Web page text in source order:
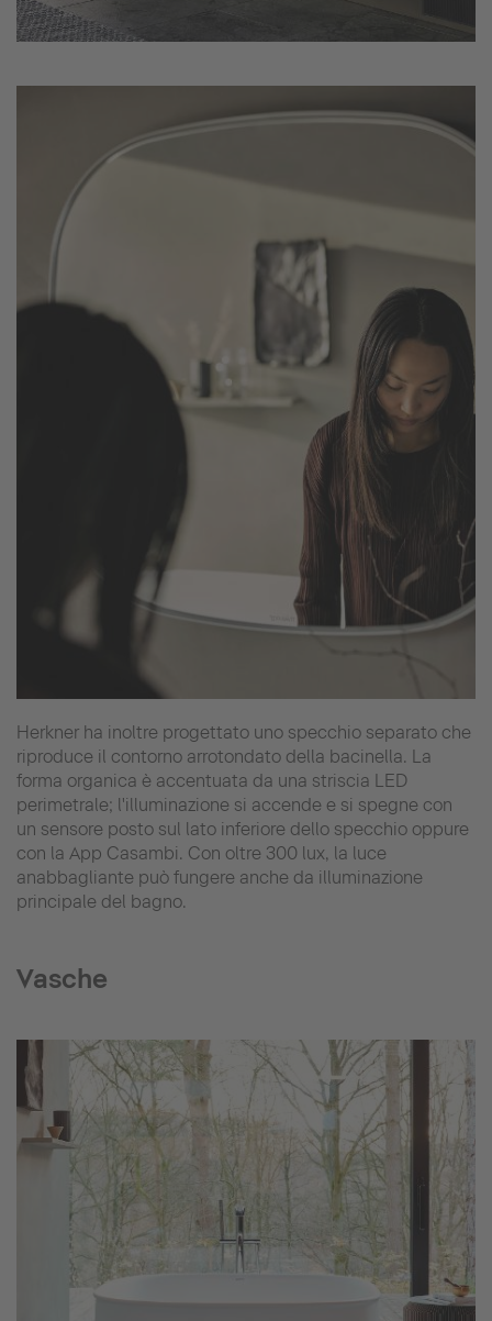
Herkner ha inoltre progettato uno specchio separato che
riproduce il contorno arrotondato della bacinella. La
forma organica è accentuata da una striscia LED
perimetrale; l'illuminazione si accende e si spegne con
un sensore posto sul lato inferiore dello specchio oppure
con la App Casambi. Con oltre 300 lux, la luce
anabbagliante può fungere anche da illuminazione
principale del bagno.
Vasche